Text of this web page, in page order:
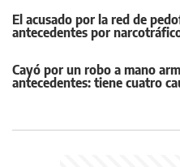
El acusado por la red de
antecedentes por
Cayó por un robo a mano
antecedentes: tiene cuatro